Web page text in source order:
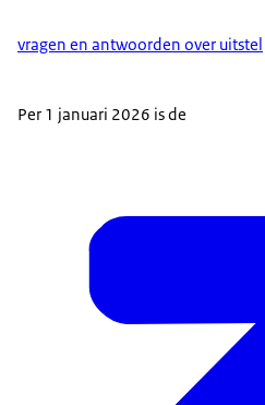
vragen en antwoorden over uitstel
Per 1 januari 2026 is de